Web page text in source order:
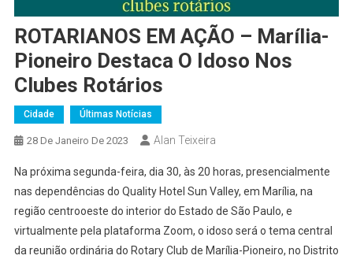
ROTARIANOS EM AÇÃO – Marília-
Pioneiro Destaca O Idoso Nos
Clubes Rotários
Cidade Últimas Notícias
28 De Janeiro De 2023 Alan Teixeira
Na próxima segunda-feira, dia 30, às 20 horas, presencialmente
nas dependências do Quality Hotel Sun Valley, em Marília, na
região centrooeste do interior do Estado de São Paulo, e
virtualmente pela plataforma Zoom, o idoso será o tema central
da reunião ordinária do Rotary Club de Marília-Pioneiro, no Distrito